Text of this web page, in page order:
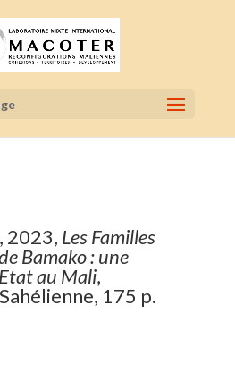
2023, Les Familles
Bamako : une
au Mali,
175 p.